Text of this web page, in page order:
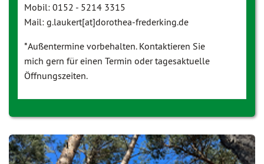
Mobil: 0152 - 5214 3315
Mail: g.laukert[at]dorothea-frederking.de
*Außentermine vorbehalten. Kontaktieren Sie
mich gern für einen Termin oder tagesaktuelle
Öffnungszeiten.